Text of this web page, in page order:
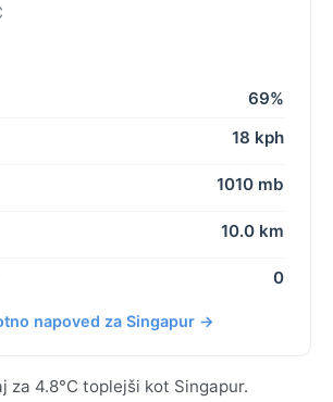
69%
18 kph
1010 mb
10.0 km
0
napoved za Singapur →
za 4.8°C toplejši kot Singapur.